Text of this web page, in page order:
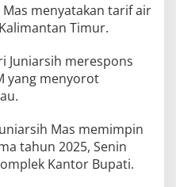
menyatakan tarif air
Timur.
Juniarsih merespons
yang menyorot
Mas memimpin
tahun 2025, Senin
Kantor Bupati.